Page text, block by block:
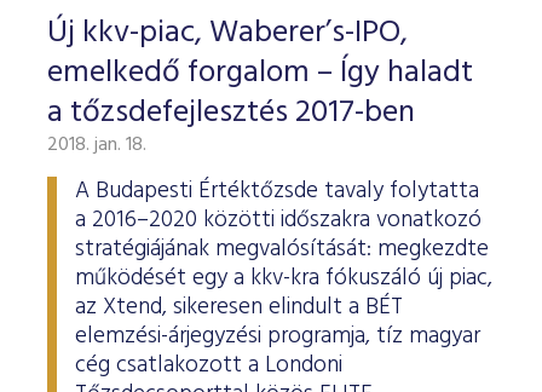
Új kkv-piac, Waberer’s-IPO,
emelkedő forgalom – Így haladt
a tőzsdefejlesztés 2017-ben
2018. jan. 18.
A Budapesti Értéktőzsde tavaly folytatta
a 2016–2020 közötti időszakra vonatkozó
stratégiájának megvalósítását: megkezdte
működését egy a kkv-kra fókuszáló új piac,
az Xtend, sikeresen elindult a BÉT
elemzési-árjegyzési programja, tíz magyar
cég csatlakozott a Londoni